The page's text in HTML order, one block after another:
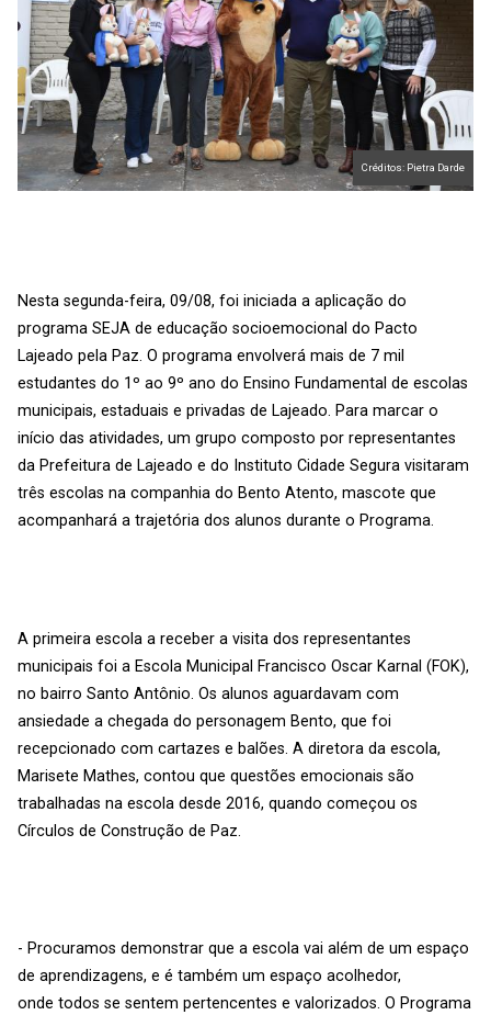
Créditos: Pietra Darde
Nesta segunda-feira, 09/08, foi iniciada a aplicação do
programa SEJA de educação socioemocional do Pacto
Lajeado pela Paz. O programa envolverá mais de 7 mil
estudantes do 1º ao 9º ano do Ensino Fundamental de escolas
municipais, estaduais e privadas de Lajeado. Para marcar o
início das atividades, um grupo composto por representantes
da Prefeitura de Lajeado e do Instituto Cidade Segura visitaram
três escolas na companhia do Bento Atento, mascote que
acompanhará a trajetória dos alunos durante o Programa.
A primeira escola a receber a visita dos representantes
municipais foi a Escola Municipal Francisco Oscar Karnal (FOK),
no bairro Santo Antônio. Os alunos aguardavam com
ansiedade a chegada do personagem Bento, que foi
recepcionado com cartazes e balões. A diretora da escola,
Marisete Mathes, contou que questões emocionais são
trabalhadas na escola desde 2016, quando começou os
Círculos de Construção de Paz.
- Procuramos demonstrar que a escola vai além de um espaço
de aprendizagens, e é também um espaço acolhedor,
onde todos se sentem pertencentes e valorizados. O Programa